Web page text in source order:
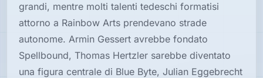
grandi, mentre molti talenti tedeschi formatisi
attorno a Rainbow Arts prendevano strade
autonome. Armin Gessert avrebbe fondato
Spellbound, Thomas Hertzler sarebbe diventato
una figura centrale di Blue Byte, Julian Eggebrecht